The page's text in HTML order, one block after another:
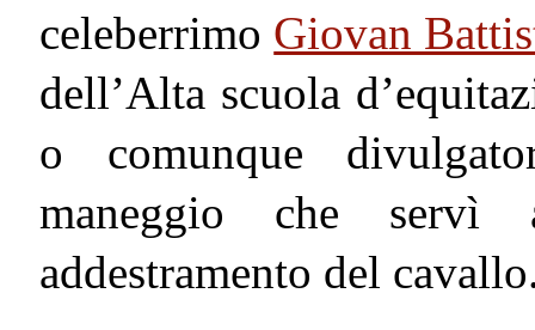
celeberrimo Giovan
dell’Alta scuola
o comunque
maneggio che
addestramento del